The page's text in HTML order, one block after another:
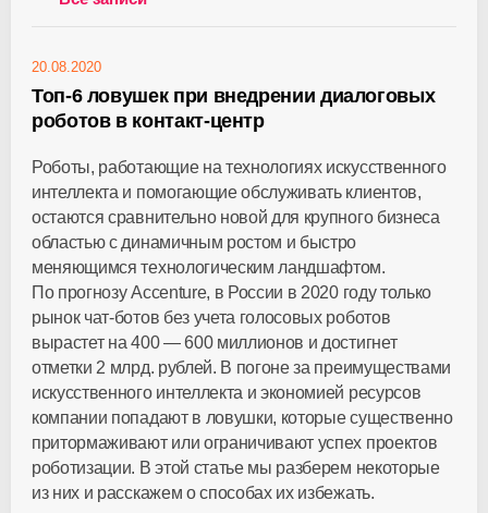
20.08.2020
Топ-6 ловушек при внедрении диалоговых
роботов в контакт-центр
Роботы, работающие на технологиях искусственного
интеллекта и помогающие обслуживать клиентов,
остаются сравнительно новой для крупного бизнеса
областью с динамичным ростом и быстро
меняющимся технологическим ландшафтом.
По прогнозу Accenture, в России в 2020 году только
рынок чат-ботов без учета голосовых роботов
вырастет на 400 — 600 миллионов и достигнет
отметки 2 млрд. рублей. В погоне за преимуществами
искусственного интеллекта и экономией ресурсов
компании попадают в ловушки, которые существенно
притормаживают или ограничивают успех проектов
роботизации. В этой статье мы разберем некоторые
из них и расскажем о способах их избежать.